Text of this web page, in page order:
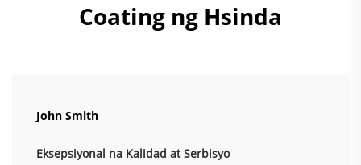
Coating ng Hsinda
John Smith
Eksepsiyonal na Kalidad at Serbisyo